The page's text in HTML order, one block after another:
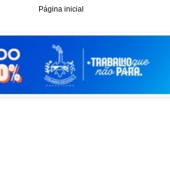
Página inicial